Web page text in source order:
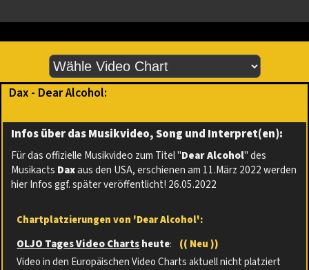
Dax - Dear Alcohol:
Infos über das Musikvideo, Song und Interpret(en):
Für das offizielle Musikvideo zum Titel "Dear Alcohol" des
Musikacts Daxaus den USA, erschienen am 11.März 2022 werden
hier Infos ggf. später veröffentlicht! 26.05.2022
Chartplatzierungen von 'Dear Alcohol':
OLJO Tages Video Chartsheute:
(( Neu ))
Video in den Europäischen Video Charts aktuell nicht platziert